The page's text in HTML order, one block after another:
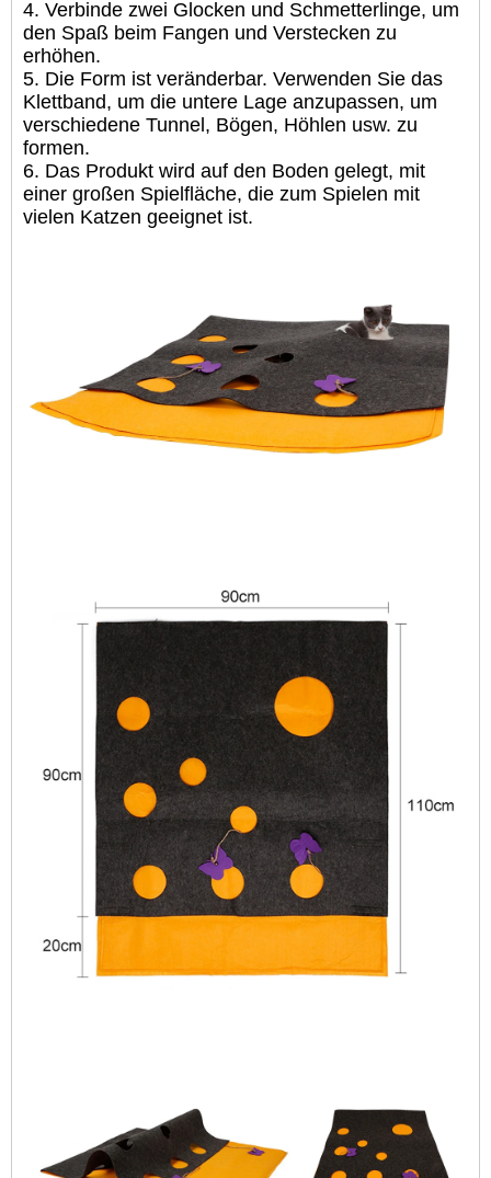
4. Verbinde zwei Glocken und Schmetterlinge, um
den Spaß beim Fangen und Verstecken zu
erhöhen.
5. Die Form ist veränderbar. Verwenden Sie das
Klettband, um die untere Lage anzupassen, um
verschiedene Tunnel, Bögen, Höhlen usw. zu
formen.
6. Das Produkt wird auf den Boden gelegt, mit
einer großen Spielfläche, die zum Spielen mit
vielen Katzen geeignet ist.